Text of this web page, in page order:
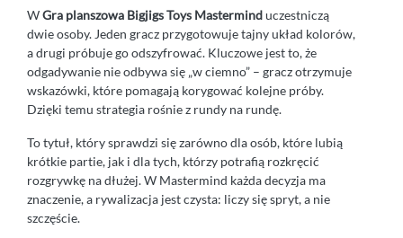
WGra planszowa Bigjigs Toys Masterminduczestniczą
dwie osoby. Jeden gracz przygotowuje tajny układ kolorów,
a drugi próbuje go odszyfrować. Kluczowe jest to, że
odgadywanie nie odbywa się „w ciemno” – gracz otrzymuje
wskazówki, które pomagają korygować kolejne próby.
Dzięki temu strategia rośnie z rundy na rundę.
To tytuł, który sprawdzi się zarówno dla osób, które lubią
krótkie partie, jak i dla tych, którzy potrafią rozkręcić
rozgrywkę na dłużej. W Mastermind każda decyzja ma
znaczenie, a rywalizacja jest czysta: liczy się spryt, a nie
szczęście.